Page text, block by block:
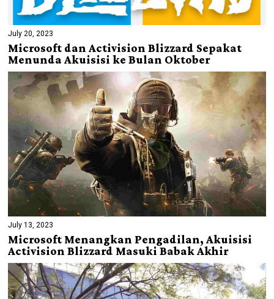
July 20, 2023
Microsoft dan Activision Blizzard Sepakat
Menunda Akuisisi ke Bulan Oktober
July 13, 2023
Microsoft Menangkan Pengadilan, Akuisisi
Activision Blizzard Masuki Babak Akhir